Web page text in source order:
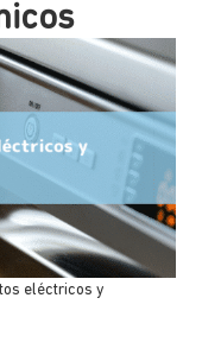
eléctricos y